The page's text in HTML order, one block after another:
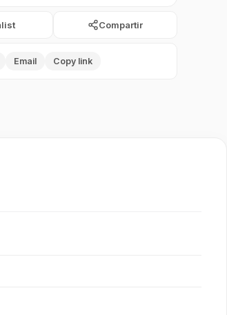
Compartir
Email Copy link